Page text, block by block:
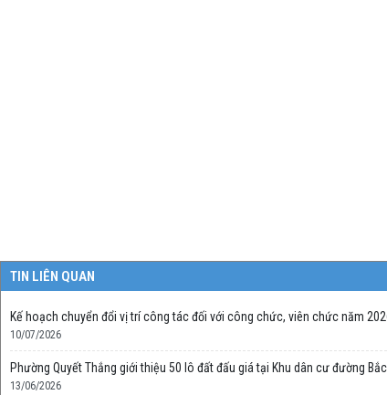
TIN LIÊN QUAN
Kế hoạch chuyển đổi vị trí công tác đối với công chức, viên chức năm
10/07/2026
Phường Quyết Thắng giới thiệu 50 lô đất đấu giá tại Khu dân cư đường
13/06/2026